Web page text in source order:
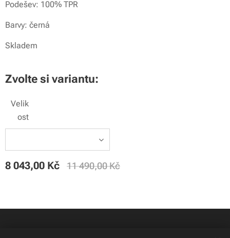
Podešev: 100% TPR
Barvy: černá
Skladem
Zvolte si variantu:
Velik
ost
8 043,00 Kč 11 490,00Kč